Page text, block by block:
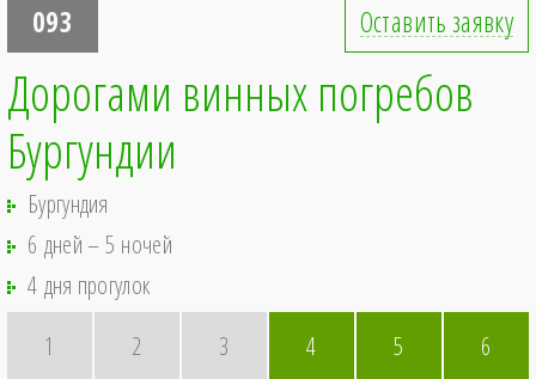
093 Оставить заявку
Дорогами винных погребов
Бургундии
Бургундия
6 дней – 5 ночей
4 дня прогулок
1
2 3 4 5 6